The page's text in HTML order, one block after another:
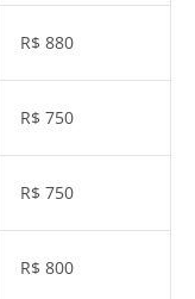
R$ 880
R$ 750
R$ 750
R$ 800